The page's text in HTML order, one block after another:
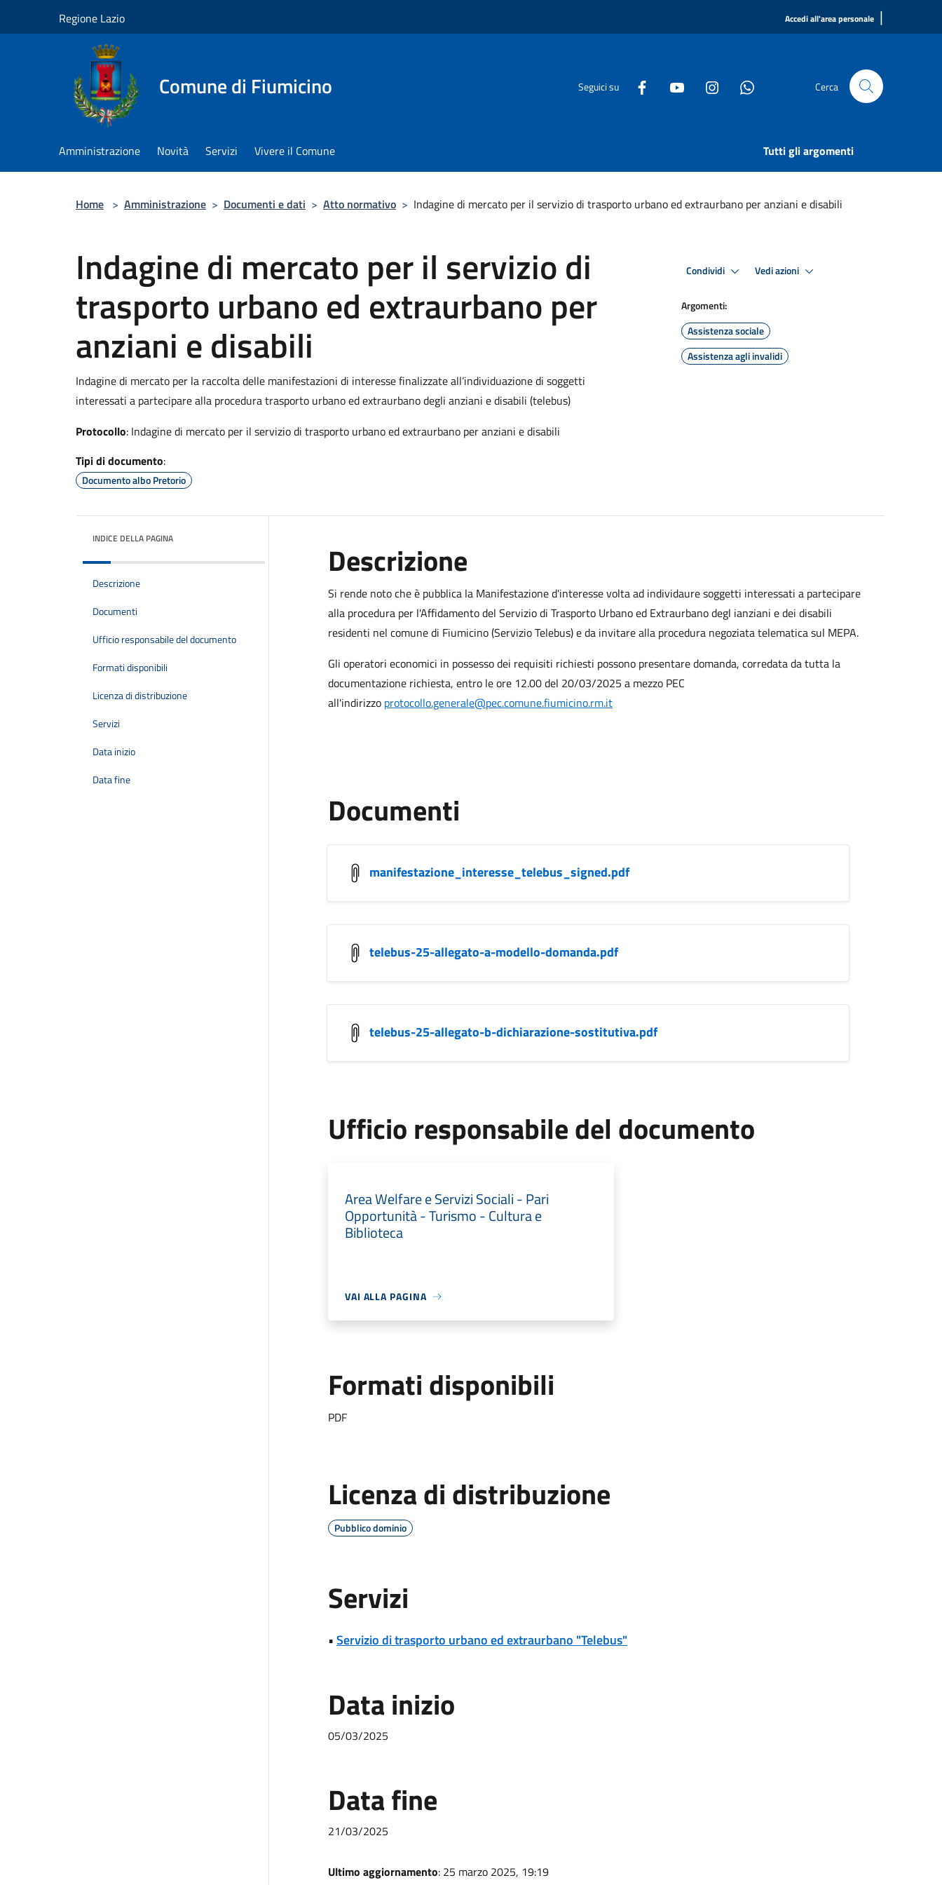
Regione Lazio Accedi all'area personale |
Comune di Fiumicino Seguici su Cerca
Amministrazione Novità Servizi Vivere il Comune Tutti gli argomenti
Home > Amministrazione > Documenti e dati > Atto normativo > Indagine di mercato per il servizio di trasporto urbano ed extraurbano per anziani e disabili
Indagine di mercato per il servizio di
trasporto urbano ed extraurbano per
anziani e disabili
Indagine di mercato per la raccolta delle manifestazioni di interesse finalizzate all’individuazione di soggetti
interessati a partecipare alla procedura trasporto urbano ed extraurbano degli anziani e disabili (telebus)
Protocollo: Indagine di mercato per il servizio di trasporto urbano ed extraurbano per anziani e disabili
Tipi di documento:
Documento albo Pretorio
Condividi Vedi azioni
Argomenti:
Assistenza sociale
Assistenza agli invalidi
INDICE DELLA PAGINA
Descrizione
Documenti
Ufficio responsabile del documento
Formati disponibili
Licenza di distribuzione
Servizi
Data inizio
Data fine
Descrizione
Si rende noto che è pubblica la Manifestazione d'interesse volta ad individaure soggetti interessati a partecipare
alla procedura per l'Affidamento del Servizio di Trasporto Urbano ed Extraurbano degl ianziani e dei disabili
residenti nel comune di Fiumicino (Servizio Telebus) e da invitare alla procedura negoziata telematica sul MEPA.
Gli operatori economici in possesso dei requisiti richiesti possono presentare domanda, corredata da tutta la
documentazione richiesta, entro le ore 12.00 del 20/03/2025 a mezzo PEC
all'indirizzo protocollo.generale@pec.comune.fiumicino.rm.it
Documenti
manifestazione_interesse_telebus_signed.pdf
telebus-25-allegato-a-modello-domanda.pdf
telebus-25-allegato-b-dichiarazione-sostitutiva.pdf
Ufficio responsabile del documento
Area Welfare e Servizi Sociali - Pari
Opportunità - Turismo - Cultura e
Biblioteca
VAI ALLA PAGINA
Formati disponibili
PDF
Licenza di distribuzione
Pubblico dominio
Servizi
•Servizio di trasporto urbano ed extraurbano "Telebus"
Data inizio
05/03/2025
Data fine
21/03/2025
Ultimo aggiornamento: 25 marzo 2025, 19:19